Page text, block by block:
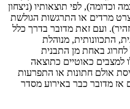
לפי תוצאותיו (ניצחון
מרדים או התרגשות הגולשת
ועם זאת מדובר בדרך כלל
התכוונותית, מנוהלת
לחרוג באחת מן התבנית
למצבים כאוטיים כתוצאה
אולם חתונות או התפרעות
אז מדובר כבר באירוע מסדר